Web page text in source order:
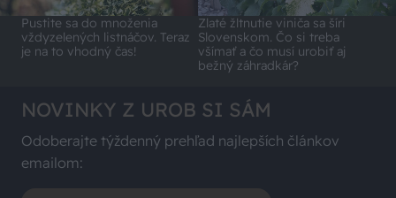
Pustite sa do množenia
vždyzelených listnáčov. Teraz
je na to vhodný čas!
Zlaté žltnutie viniča sa šíri
Slovenskom. Čo si treba
všímať a čo musí urobiť aj
bežný záhradkár?
NOVINKY Z UROB SI SÁM
Odoberajte týždenný prehľad najlepších článkov
emailom: